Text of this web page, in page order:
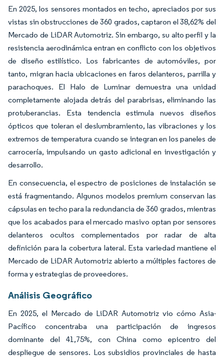
En 2025, los sensores montados en techo, apreciados por sus
vistas sin obstrucciones de 360 grados, captaron el 38,62% del
Mercado de LiDAR Automotriz. Sin embargo, su alto perfil y la
resistencia aerodinámica entran en conflicto con los objetivos
de diseño estilístico. Los fabricantes de automóviles, por
tanto, migran hacia ubicaciones en faros delanteros, parrilla y
parachoques. El Halo de Luminar demuestra una unidad
completamente alojada detrás del parabrisas, eliminando las
protuberancias. Esta tendencia estimula nuevos diseños
ópticos que toleran el deslumbramiento, las vibraciones y los
extremos de temperatura cuando se integran en los paneles de
carrocería, impulsando un gasto adicional en investigación y
desarrollo.
En consecuencia, el espectro de posiciones de instalación se
está fragmentando. Algunos modelos premium conservan las
cápsulas en techo para la redundancia de 360 grados, mientras
que los acabados para el mercado masivo optan por sensores
delanteros ocultos complementados por radar de alta
definición para la cobertura lateral. Esta variedad mantiene el
Mercado de LiDAR Automotriz abierto a múltiples factores de
forma y estrategias de proveedores.
Análisis Geográfico
En 2025, el Mercado de LiDAR Automotriz vio cómo Asia-
Pacífico concentraba una participación de ingresos
dominante del 41,75%, con China como epicentro del
despliegue de sensores. Los subsidios provinciales de hasta